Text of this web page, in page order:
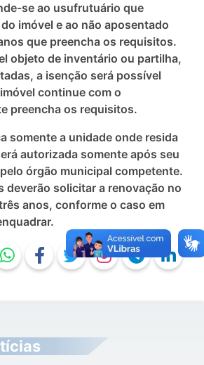
se ao usufrutuário que
imóvel e ao não aposentado
que preencha os requisitos.
objeto de inventário ou partilha,
a isenção será possível
continue com o
preencha os requisitos.
somente a unidade onde resida
autorizada somente após seu
órgão municipal competente.
deverão solicitar a renovação no
anos, conforme o caso em